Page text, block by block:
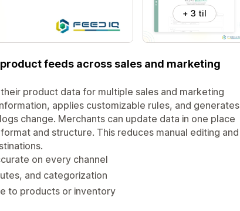
+ 3 til
feeds across sales and marketing
product data for multiple sales and marketing
applies customizable rules, and generates
change. Merchants can update data in one place
and structure. This reduces manual editing and
on every channel
and categorization
to products or inventory